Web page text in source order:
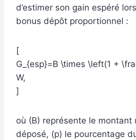
d’estimer son gain espéré
bonus dépôt proportionnel :
[
G_{esp}=B \times \left(1 +
W,
]
où (B) représente le montant
déposé, (p) le pourcentage